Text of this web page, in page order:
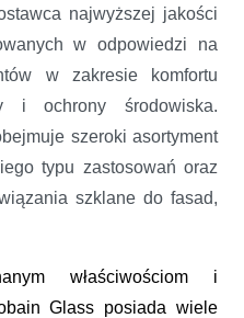
najwyższej jakości
w odpowiedzi na
w zakresie komfortu
i ochrony środowiska.
szeroki asortyment
typu zastosowań oraz
szklane do fasad,
właściwościom i
Glass posiada wiele